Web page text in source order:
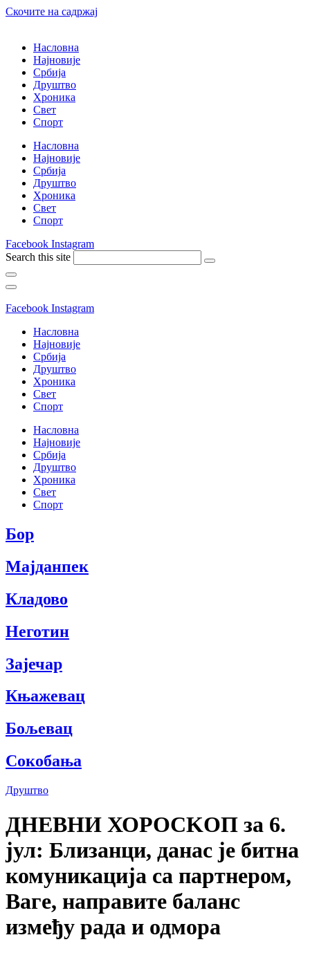
Скочите на садржај
Насловна
Најновије
Србија
Друштво
Хроника
Свет
Спорт
Насловна
Најновије
Србија
Друштво
Хроника
Свет
Спорт
Facebook Instagram
Search this site
Facebook Instagram
Насловна
Најновије
Србија
Друштво
Хроника
Свет
Спорт
Насловна
Најновије
Србија
Друштво
Хроника
Свет
Спорт
Бор
Мајданпек
Кладово
Неготин
Зајечар
Књажевац
Бољевац
Сокобања
Друштво
ДНЕВНИ ХОРОСKОП за 6.
јул: Близанци, данас је битна
комуникација са партнером,
Ваге, направите баланс
између рада и одмора